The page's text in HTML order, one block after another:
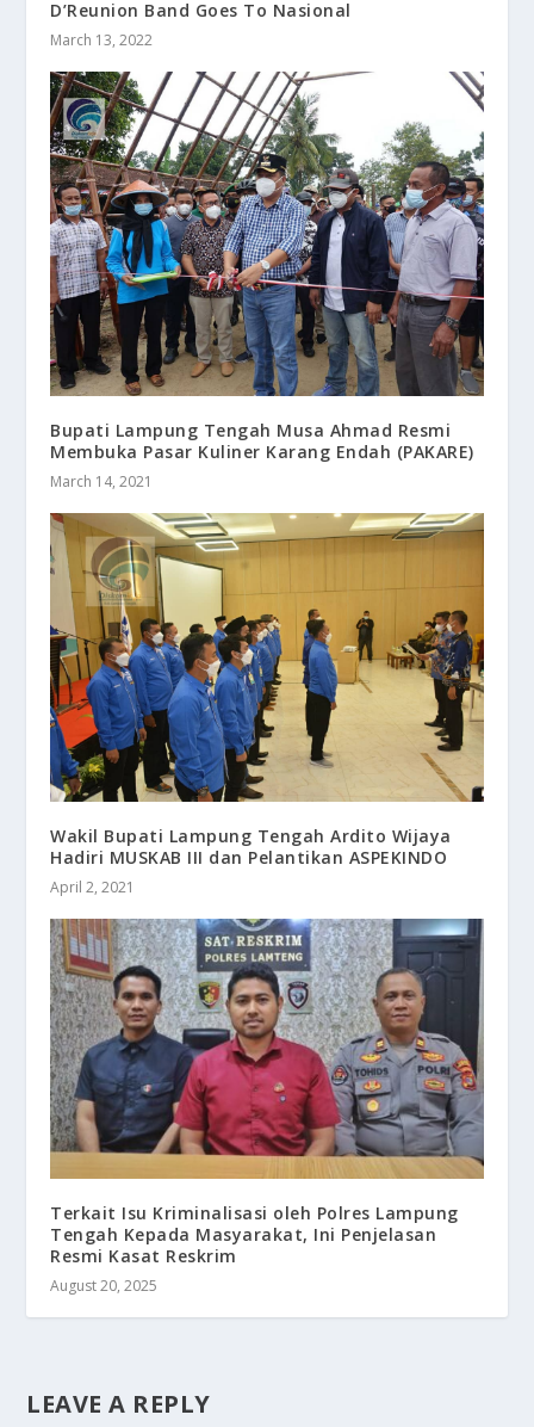
D’Reunion Band Goes To Nasional
March 13, 2022
Bupati Lampung Tengah Musa Ahmad Resmi
Membuka Pasar Kuliner Karang Endah (PAKARE)
March 14, 2021
Wakil Bupati Lampung Tengah Ardito Wijaya
Hadiri MUSKAB III dan Pelantikan ASPEKINDO
April 2, 2021
Terkait Isu Kriminalisasi oleh Polres Lampung
Tengah Kepada Masyarakat, Ini Penjelasan
Resmi Kasat Reskrim
August 20, 2025
LEAVE A REPLY